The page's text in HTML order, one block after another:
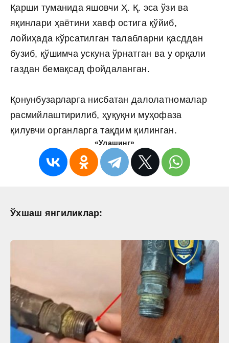
Қарши туманида яшовчи Ҳ. Қ. эса ўзи ва
яқинлари ҳаётини хавф остига қўйиб,
лойиҳада кўрсатилган талабларни қасддан
бузиб, қўшимча ускуна ўрнатган ва у орқали
газдан бемақсад фойдаланган.
Қонунбузарларга нисбатан далолатномалар
расмийлаштирилиб, ҳуқуқни муҳофаза
қилувчи органларга тақдим қилинган.
«Улашинг»
Ўхшаш янгиликлар: